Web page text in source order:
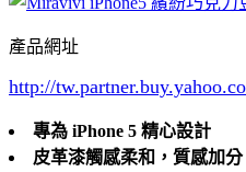
產品網址
http://
專為 iPhone 5 精心設計
皮革漆觸感柔和，質感加分